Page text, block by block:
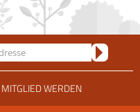
MITGLIED WERDEN